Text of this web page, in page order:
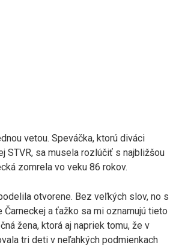
vetou. Speváčka, ktorú diváci
STVR, sa musela rozlúčiť s najbližšou
zomrela vo veku 86 rokov.
otvorene. Bez veľkých slov, no s
a ťažko sa mi oznamujú tieto
žena, ktorá aj napriek tomu, že v
tri deti v neľahkých podmienkach